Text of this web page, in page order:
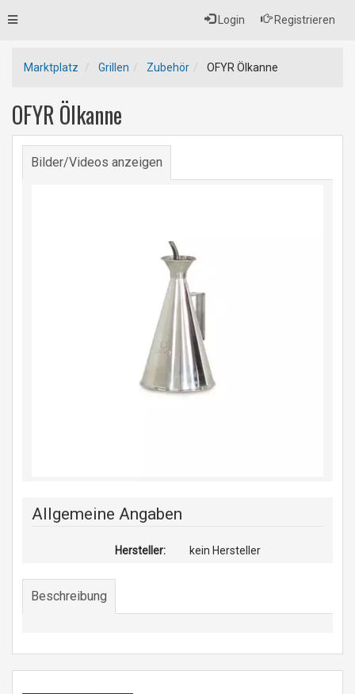
Login Registrieren
Toggle
Marktplatz Grillen Zubehör OFYR Ölkanne
OFYR Ölkanne
Bilder/Videos anzeigen
Allgemeine Angaben
Hersteller: kein Hersteller
Beschreibung